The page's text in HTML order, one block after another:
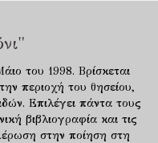
του 1998. Βρίσκεται
περιοχή του θησείου,
Επιλέγει πάντα τους
βιβλιογραφία και τις
στην ποίηση στη